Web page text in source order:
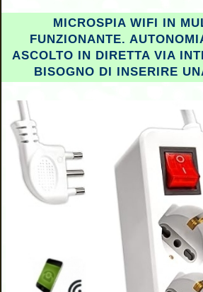
MICROSPIA WIFI IN
FUNZIONANTE.
ASCOLTO IN DIRETTA VIA
BISOGNO DI INSERIRE